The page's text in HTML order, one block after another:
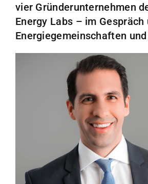
vier Gründerunternehmen
Energy Labs – im Gespräch
Energiegemeinschaften